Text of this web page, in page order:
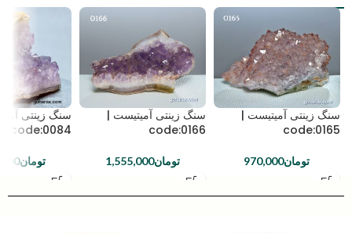
سنگ زینتی آمیتیست |
code:0165
تومان970,000
سنگ زینتی آمیتیست |
code:0166
تومان1,555,000
سنگ زینتی
code:0084
تومان